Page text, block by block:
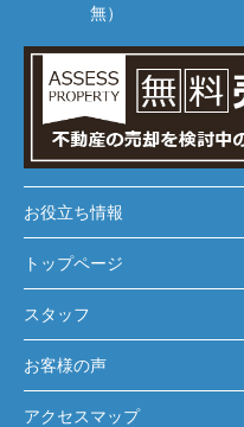
無）
お役立ち情報
トップページ
スタッフ
お客様の声
アクセスマップ